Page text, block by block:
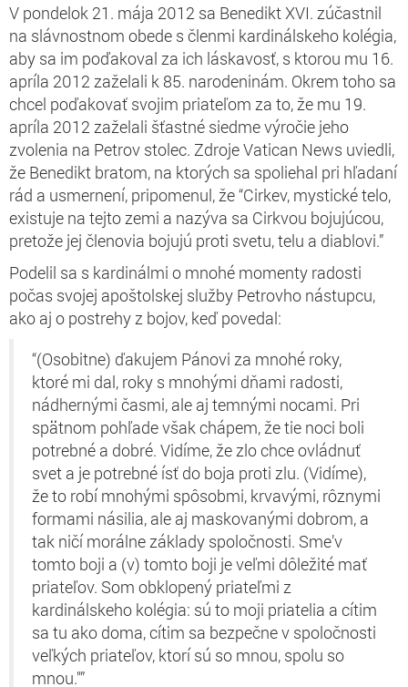
V pondelok 21. mája 2012 sa Benedikt XVI. zúčastnil
na slávnostnom obede s členmi kardinálskeho kolégia,
aby sa im poďakoval za ich láskavosť, s ktorou mu 16.
apríla 2012 zaželali k 85. narodeninám. Okrem toho sa
chcel poďakovať svojim priateľom za to, že mu 19.
apríla 2012 zaželali šťastné siedme výročie jeho
zvolenia na Petrov stolec. Zdroje Vatican News uviedli,
že Benedikt bratom, na ktorých sa spoliehal pri hľadaní
rád a usmernení, pripomenul, že “Cirkev, mystické telo,
existuje na tejto zemi a nazýva sa Cirkvou bojujúcou,
pretože jej členovia bojujú proti svetu, telu a diablovi.”
Podelil sa s kardinálmi o mnohé momenty radosti
počas svojej apoštolskej služby Petrovho nástupcu,
ako aj o postrehy z bojov, keď povedal:
“(Osobitne) ďakujem Pánovi za mnohé roky,
ktoré mi dal, roky s mnohými dňami radosti,
nádhernými časmi, ale aj temnými nocami. Pri
spätnom pohľade však chápem, že tie noci boli
potrebné a dobré. Vidíme, že zlo chce ovládnuť
svet a je potrebné ísť do boja proti zlu. (Vidíme),
že to robí mnohými spôsobmi, krvavými, rôznymi
formami násilia, ale aj maskovanými dobrom, a
tak ničí morálne základy spoločnosti. Sme’v
tomto boji a (v) tomto boji je veľmi dôležité mať
priateľov. Som obklopený priateľmi z
kardinálskeho kolégia: sú to moji priatelia a cítim
sa tu ako doma, cítim sa bezpečne v spoločnosti
veľkých priateľov, ktorí sú so mnou, spolu so
mnou."”